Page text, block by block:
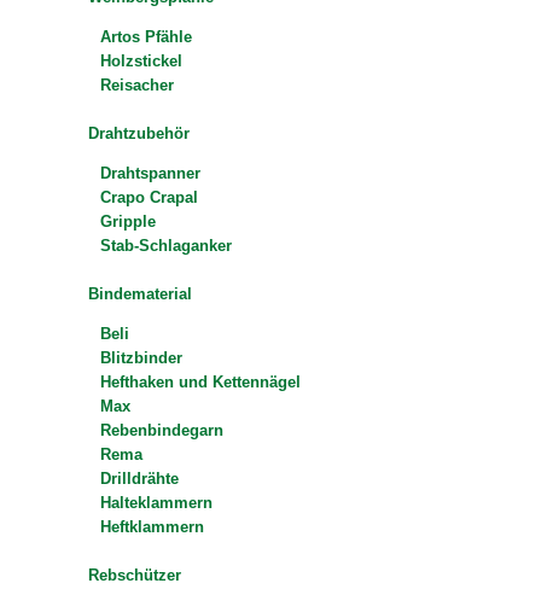
Artos Pfähle
Holzstickel
Reisacher
Drahtzubehör
Drahtspanner
Crapo Crapal
Gripple
Stab-Schlaganker
Bindematerial
Beli
Blitzbinder
Hefthaken und Kettennägel
Max
Rebenbindegarn
Rema
Drilldrähte
Halteklammern
Heftklammern
Rebschützer